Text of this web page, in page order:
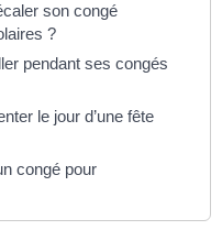
son congé
?
pendant ses congés
le jour d’une fête
congé pour